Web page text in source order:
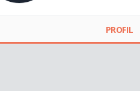
PROFIL